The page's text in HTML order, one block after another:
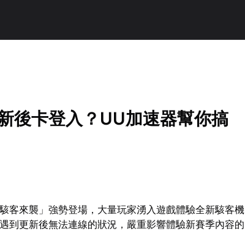
後卡登入？UU加速器幫你搞
客來襲」強勢登場，大量玩家湧入遊戲體驗全新駭客機
到更新後無法連線的狀況，嚴重影響體驗新賽季內容的